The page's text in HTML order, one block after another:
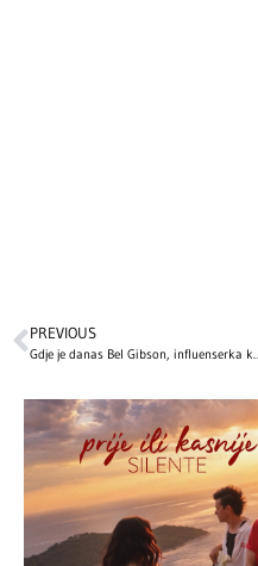
PREVIOUS